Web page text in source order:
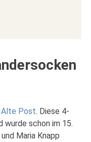
Post. Diese 4-
schon im 15.
Maria Knapp